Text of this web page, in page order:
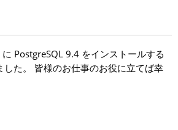
PostgreSQL 9.4 をインストールする
した。 皆様のお仕事のお役に立てば幸